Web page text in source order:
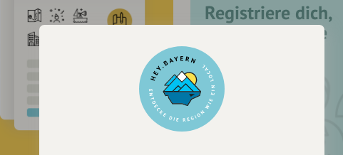
Registriere dich,
um dir Einträge
zu merken